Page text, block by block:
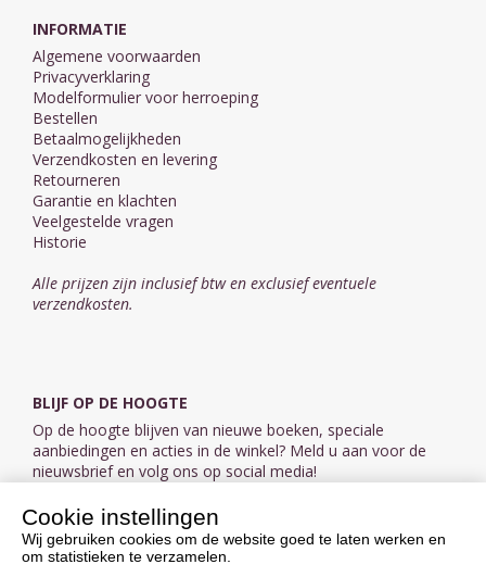
INFORMATIE
Algemene voorwaarden
Privacyverklaring
Modelformulier voor herroeping
Bestellen
Betaalmogelijkheden
Verzendkosten en levering
Retourneren
Garantie en klachten
Veelgestelde vragen
Historie
Alle prijzen zijn inclusief btw en exclusief eventuele
verzendkosten.
BLIJF OP DE HOOGTE
Op de hoogte blijven van nieuwe boeken, speciale
aanbiedingen en acties in de winkel? Meld u aan voor de
nieuwsbrief en volg ons op social media!
Aanmelden nieuwsbrief
Cookie instellingen
Wij gebruiken cookies om de website goed te laten werken en
om statistieken te verzamelen.